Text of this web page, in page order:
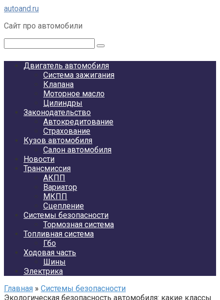
Перейти
контенту
autoand.ru
Сайт про автомобили
Двигатель автомобиля
Система зажигания
Клапана
Моторное масло
Цилиндры
Законодательство
Автокредитование
Страхование
Кузов автомобиля
Салон автомобиля
Новости
Трансмиссия
АКПП
Вариатор
МКПП
Сцепление
Системы безопасности
Тормозная система
Топливная система
Гбо
Ходовая часть
Шины
Электрика
Главная » Системы безопасности
Экологическая безопасность автомобиля: какие классы